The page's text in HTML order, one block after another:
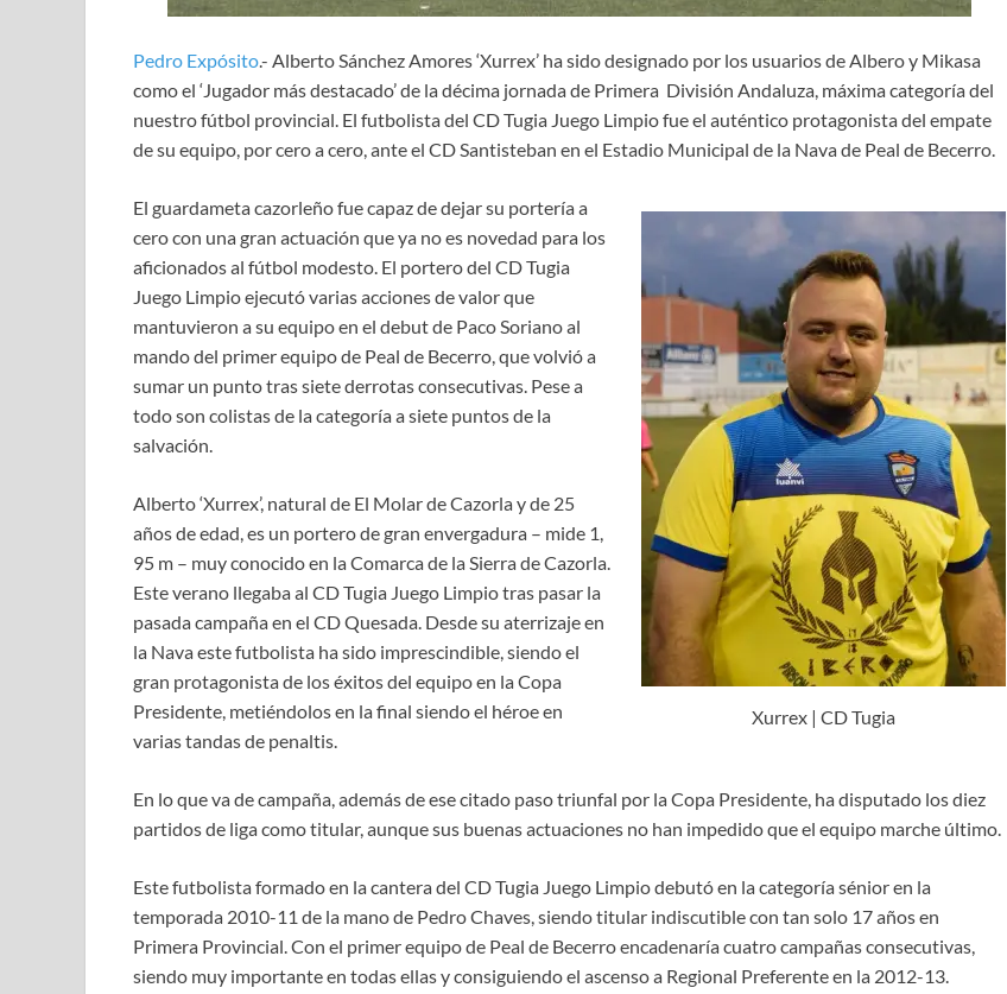
Pedro Expósito.- Alberto Sánchez Amores ‘Xurrex’ ha sido designado por los usuarios de Albero y Mikasa
como el ‘Jugador más destacado’ de la décima jornada de Primera División Andaluza, máxima categoría del
nuestro fútbol provincial. El futbolista del CD Tugia Juego Limpio fue el auténtico protagonista del empate
de su equipo, por cero a cero, ante el CD Santisteban en el Estadio Municipal de la Nava de Peal de Becerro.
Xurrex | CD Tugia
El guardameta cazorleño fue capaz de dejar su portería a
cero con una gran actuación que ya no es novedad para los
aficionados al fútbol modesto. El portero del CD Tugia
Juego Limpio ejecutó varias acciones de valor que
mantuvieron a su equipo en el debut de Paco Soriano al
mando del primer equipo de Peal de Becerro, que volvió a
sumar un punto tras siete derrotas consecutivas. Pese a
todo son colistas de la categoría a siete puntos de la
salvación.
Alberto ‘Xurrex’, natural de El Molar de Cazorla y de 25
años de edad, es un portero de gran envergadura – mide 1,
95 m – muy conocido en la Comarca de la Sierra de Cazorla.
Este verano llegaba al CD Tugia Juego Limpio tras pasar la
pasada campaña en el CD Quesada. Desde su aterrizaje en
la Nava este futbolista ha sido imprescindible, siendo el
gran protagonista de los éxitos del equipo en la Copa
Presidente, metiéndolos en la final siendo el héroe en
varias tandas de penaltis.
En lo que va de campaña, además de ese citado paso triunfal por la Copa Presidente, ha disputado los diez
partidos de liga como titular, aunque sus buenas actuaciones no han impedido que el equipo marche último.
Este futbolista formado en la cantera del CD Tugia Juego Limpio debutó en la categoría sénior en la
temporada 2010-11 de la mano de Pedro Chaves, siendo titular indiscutible con tan solo 17 años en
Primera Provincial. Con el primer equipo de Peal de Becerro encadenaría cuatro campañas consecutivas,
siendo muy importante en todas ellas y consiguiendo el ascenso a Regional Preferente en la 2012-13.